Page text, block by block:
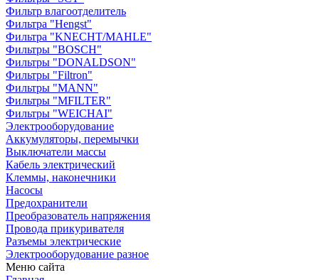
Фильтр влагоотделитель
Фильтра "Hengst"
Фильтра "KNECHT/MAHLE"
Фильтры "BOSCH"
Фильтры "DONALDSON"
Фильтры "Filtron"
Фильтры "MANN"
Фильтры "MFILTER"
Фильтры "WEICHAI"
Электрооборудование
Аккумуляторы, перемычки
Выключатели массы
Кабель электрический
Клеммы, наконечники
Насосы
Предохранители
Преобразователь напряжения
Провода прикуривателя
Разъемы электрические
Электрооборудование разное
Меню сайта